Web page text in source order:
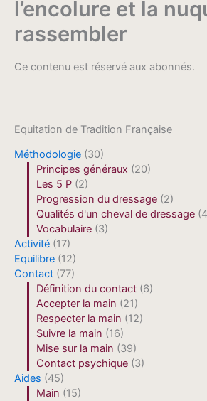
Equitation de Tradition Française
Méthodologie (30)
Principes généraux (20)
Les 5 P (2)
Progression du dressage (2)
Qualités d'un cheval de dressage
Vocabulaire (3)
Activité (17)
Equilibre (12)
Contact (77)
Définition du contact (6)
Accepter la main (21)
Respecter la main (12)
Suivre la main (16)
Mise sur la main (39)
Contact psychique (3)
Aides (45)
Main (15)
l’encolure et la
rassembler
Ce contenu est réservé aux abonnés.